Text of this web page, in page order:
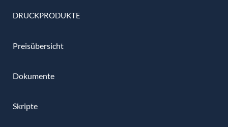
DRUCKPRODUKTE
Preisübersicht
Dokumente
Skripte